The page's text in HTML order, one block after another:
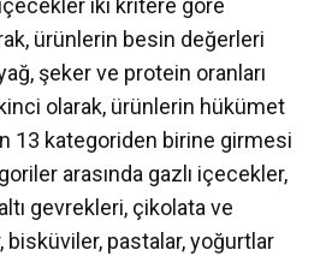
iki kritere göre
ürünlerin besin değerleri
şeker ve protein oranları
olarak, ürünlerin hükümet
13 kategoriden birine girmesi
arasında gazlı içecekler,
gevrekleri, çikolata ve
bisküviler, pastalar, yoğurtlar